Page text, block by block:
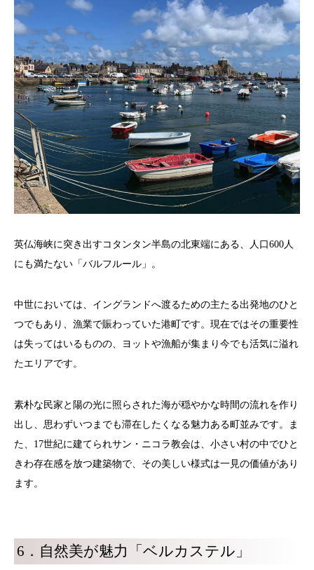
英仏海峡に突き出すコタンタン半島の北東端にある、人口600人
にも満たない「バルフルール」。
中世においては、イングランドへ渡るための主たる出発地のひと
つでもあり、漁業で賑わっていた港町です。現在ではその重要性
は失ってはいるものの、ヨットや漁船が集まり今でも活気に溢れ
たエリアです。
素朴な民家と陽の光に照らされた海が穏やかな時間の流れを作り
出し、思わずいつまでも滞在したくなる魅力ある町並みです。ま
た、17世紀に建てられサン・ニコラ教会は、小さい村の中でひと
きわ存在感を放つ建築物で、その美しい様式は一見の価値があり
ます。
6．自然美が魅力「ベルカステル」